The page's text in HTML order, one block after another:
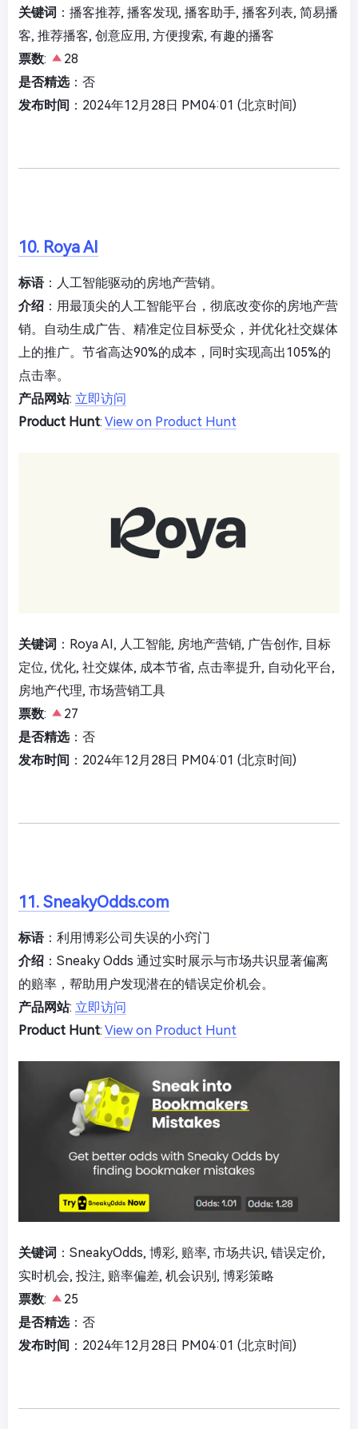
关键词 ：播客推荐, 播客发现, 播客助手, 播客列表, 简易播
客, 推荐播客, 创意应用, 方便搜索, 有趣的播客
票数:
28
是否精选：否
发布时间 ：2024年12月28日 PM04:01 (北京时间)
10. Roya AI
标语：人工智能驱动的房地产营销。
介绍 ：用最顶尖的人工智能平台，彻底改变你的房地产营
销。自动生成广告、精准定位目标受众，并优化社交媒体
上的推广。节省高达90%的成本，同时实现高出105%的
点击率。
产品网站: 立即访问
Product Hunt: View on Product Hunt
关键词 ：Roya AI, 人工智能, 房地产营销, 广告创作, 目标
定位, 优化, 社交媒体, 成本节省, 点击率提升, 自动化平台,
房地产代理, 市场营销工具
票数:
27
是否精选：否
发布时间 ：2024年12月28日 PM04:01 (北京时间)
11. SneakyOdds.com
标语：利用博彩公司失误的小窍门
介绍 ：Sneaky Odds 通过实时展示与市场共识显著偏离
的赔率，帮助用户发现潜在的错误定价机会。
产品网站: 立即访问
Product Hunt: View on Product Hunt
关键词 ：SneakyOdds, 博彩, 赔率, 市场共识, 错误定价,
实时机会, 投注, 赔率偏差, 机会识别, 博彩策略
票数:
25
是否精选：否
发布时间 ：2024年12月28日 PM04:01 (北京时间)